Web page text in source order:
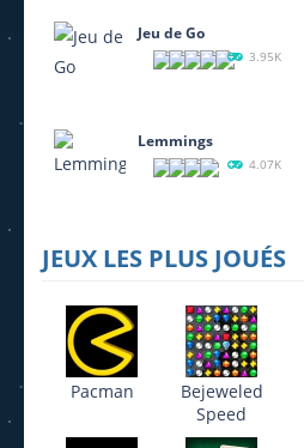
Jeu de Go
3.95K
Lemmings
4.07K
JEUX LES PLUS JOUÉS
Pacman
Bejeweled
Speed